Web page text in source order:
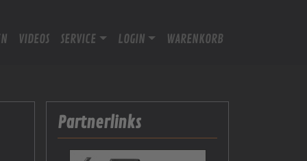
VIDEOS SERVICE LOGIN WARENKORB
Partnerlinks